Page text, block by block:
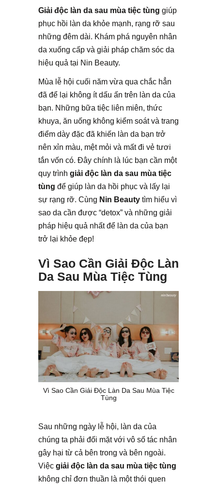
Giải độc làn da sau mùa tiệc tùng giúp
phục hồi làn da khỏe mạnh, rạng rỡ sau
những đêm dài. Khám phá nguyên nhân
da xuống cấp và giải pháp chăm sóc da
hiệu quả tại Nin Beauty.
Mùa lễ hội cuối năm vừa qua chắc hẳn
đã để lại không ít dấu ấn trên làn da của
bạn. Những bữa tiệc liên miên, thức
khuya, ăn uống không kiểm soát và trang
điểm dày đặc đã khiến làn da bạn trở
nên xỉn màu, mệt mỏi và mất đi vẻ tươi
tắn vốn có. Đây chính là lúc bạn cần một
quy trình giải độc làn da sau mùa tiệc
tùng để giúp làn da hồi phục và lấy lại
sự rạng rỡ. Cùng Nin Beauty tìm hiểu vì
sao da cần được “detox” và những giải
pháp hiệu quả nhất để làn da của bạn
trở lại khỏe đẹp!
Vì Sao Cần Giải Độc Làn
Da Sau Mùa Tiệc Tùng
Vì Sao Cần Giải Độc Làn Da Sau Mùa Tiệc
Tùng
Sau những ngày lễ hội, làn da của
chúng ta phải đối mặt với vô số tác nhân
gây hại từ cả bên trong và bên ngoài.
Việc giải độc làn da sau mùa tiệc tùng
không chỉ đơn thuần là một thói quen